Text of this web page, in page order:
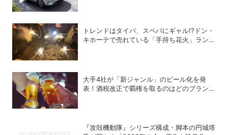
トレンドはタイパ、スペパにギャル!?ドン・
キホーテで売れている「手持ち花火」ランキ
大手4社が「新ジャンル」のビール化を発
表！酒税改正で覇権を取るのはどのブランド
『攻殻機動隊』シリーズ構成・脚本の円城塔